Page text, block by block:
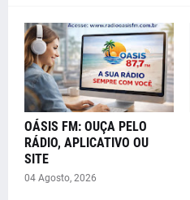
OÁSIS FM: OUÇA PELO
RÁDIO, APLICATIVO OU
SITE
04 Agosto, 2026